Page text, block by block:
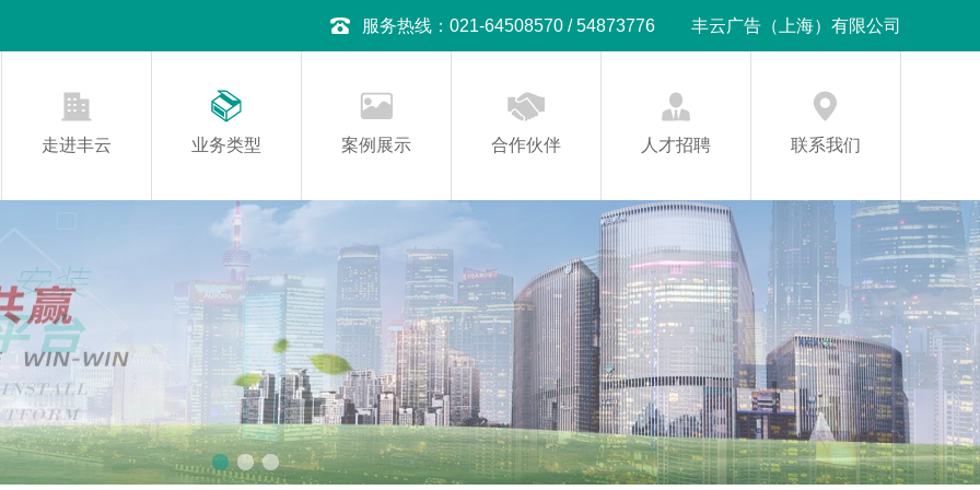
服务热线：021-64508570 / 54873776 丰云广告（上海）有限公司
走进丰云 业务类型 案例展示 合作伙伴 人才招聘 联系我们